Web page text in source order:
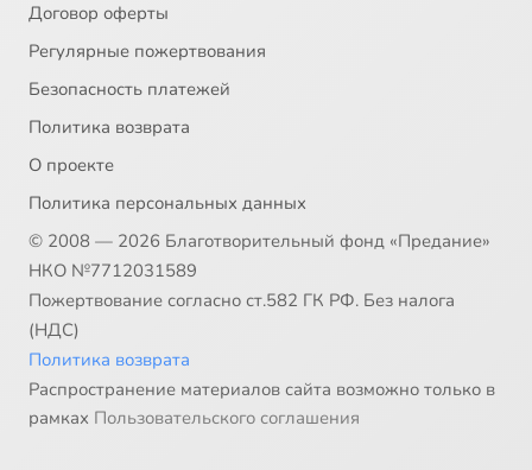
Договор оферты
Регулярные пожертвования
Безопасность платежей
Политика возврата
О проекте
Политика персональных данных
© 2008 — 2026 Благотворительный фонд «Предание»
НКО №7712031589
Пожертвование согласно ст.582 ГК РФ. Без налога
(НДС)
Политика возврата
Распространение материалов сайта возможно только в
рамках Пользовательского соглашения